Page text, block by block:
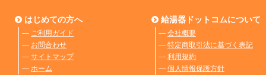
はじめての方へ
― ご利用ガイド
― お問合わせ
― サイトマップ
― ホーム
給湯器ドットコムについて
― 会社概要
― 特定商取引法に基づく表記
― 利用規約
― 個人情報保護方針